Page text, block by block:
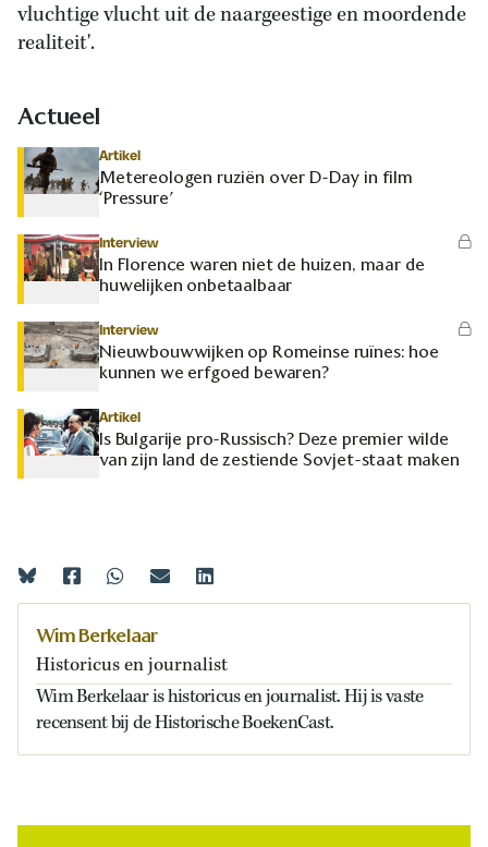
vluchtige vlucht uit de naargeestige en moordende
realiteit'.
Actueel
Artikel
Metereologen ruziën over D-Day in film
‘Pressure’
Interview
In Florence waren niet de huizen, maar de
huwelijken onbetaalbaar
Interview
Nieuwbouwwijken op Romeinse ruïnes: hoe
kunnen we erfgoed bewaren?
Artikel
Is Bulgarije pro-Russisch? Deze premier wilde
van zijn land de zestiende Sovjet-staat maken
Wim Berkelaar
Historicus en journalist
Wim Berkelaar is historicus en journalist. Hij is vaste
recensent bij de Historische BoekenCast.